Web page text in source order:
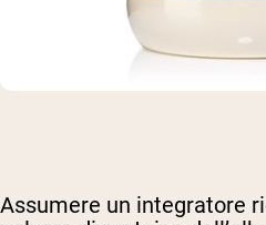
Assumere un integratore